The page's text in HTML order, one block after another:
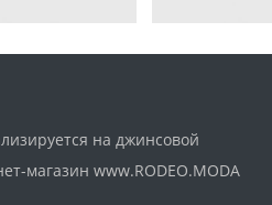
на джинсовой
магазин www.RODEO.MODA